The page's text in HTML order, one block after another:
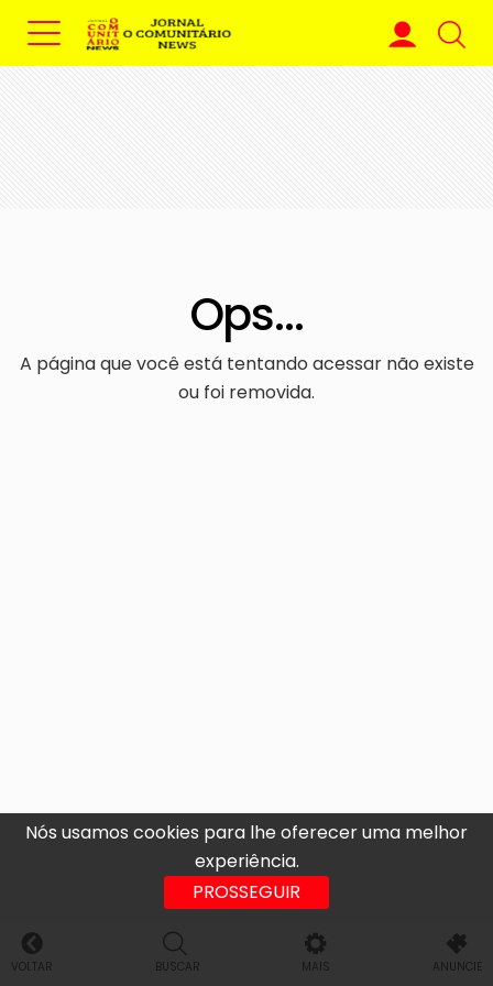
Nós usamos cookies para lhe oferecer uma melhor
experiência.
PROSSEGUIR
Ops...
A página que você está tentando acessar não existe
ou foi removida.
VOLTAR BUSCAR MAIS ANUNCIE